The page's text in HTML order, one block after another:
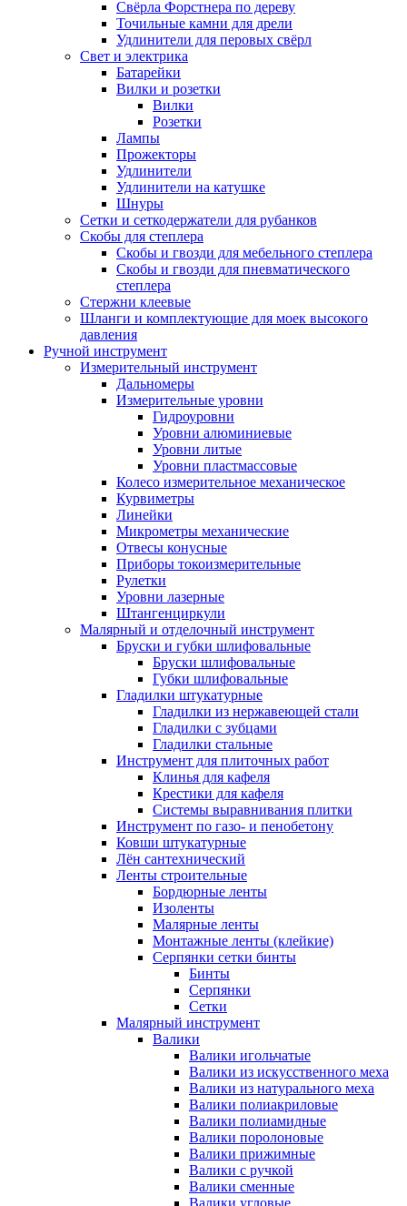
Свёрла Форстнера по дереву
Точильные камни для дрели
Удлинители для перовых свёрл
Свет и электрика
Батарейки
Вилки и розетки
Вилки
Розетки
Лампы
Прожекторы
Удлинители
Удлинители на катушке
Шнуры
Сетки и сеткодержатели для рубанков
Скобы для степлера
Скобы и гвозди для мебельного степлера
Скобы и гвозди для пневматического
степлера
Стержни клеевые
Шланги и комплектующие для моек высокого
давления
Ручной инструмент
Измерительный инструмент
Дальномеры
Измерительные уровни
Гидроуровни
Уровни алюминиевые
Уровни литые
Уровни пластмассовые
Колесо измерительное механическое
Курвиметры
Линейки
Микрометры механические
Отвесы конусные
Приборы токоизмерительные
Рулетки
Уровни лазерные
Штангенциркули
Малярный и отделочный инструмент
Бруски и губки шлифовальные
Бруски шлифовальные
Губки шлифовальные
Гладилки штукатурные
Гладилки из нержавеющей стали
Гладилки с зубцами
Гладилки стальные
Инструмент для плиточных работ
Клинья для кафеля
Крестики для кафеля
Системы выравнивания плитки
Инструмент по газо- и пенобетону
Ковши штукатурные
Лён сантехнический
Ленты строительные
Бордюрные ленты
Изоленты
Малярные ленты
Монтажные ленты (клейкие)
Серпянки сетки бинты
Бинты
Серпянки
Сетки
Малярный инструмент
Валики
Валики игольчатые
Валики из искусственного меха
Валики из натурального меха
Валики полиакриловые
Валики полиамидные
Валики поролоновые
Валики прижимные
Валики с ручкой
Валики сменные
Валики угловые